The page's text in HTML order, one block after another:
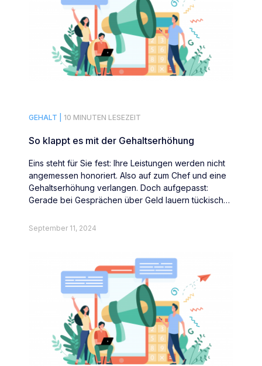
GEHALT | 10 MINUTEN LESEZEIT
So klappt es mit der Gehaltserhöhung
Eins steht für Sie fest: Ihre Leistungen werden nicht
angemessen honoriert. Also auf zum Chef und eine
Gehaltserhöhung verlangen. Doch aufgepasst:
Gerade bei Gesprächen über Geld lauern tückische
befolgen.
September 11, 2024